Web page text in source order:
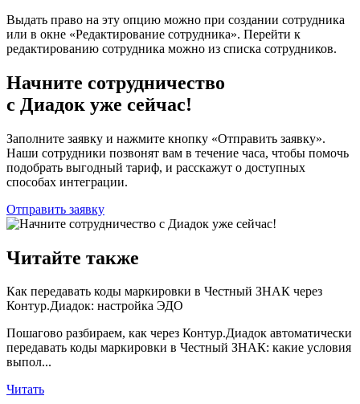
Выдать право на эту опцию можно при создании сотрудника
или в окне «Редактирование сотрудника». Перейти к
редактированию сотрудника можно из списка сотрудников.
Начните сотрудничество
с Диадок уже сейчас!
Заполните заявку и нажмите кнопку «Отправить заявку».
Наши сотрудники позвонят вам в течение часа, чтобы помочь
подобрать выгодный тариф, и расскажут о доступных
способах интеграции.
Отправить заявку
Читайте также
Как передавать коды маркировки в Честный ЗНАК через
Контур.Диадок: настройка ЭДО
Пошагово разбираем, как через Контур.Диадок автоматически
передавать коды маркировки в Честный ЗНАК: какие условия
выпол...
Читать